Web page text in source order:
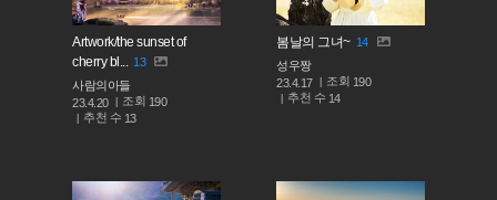
Artwork/the sunset of
cherry bl... 13
사람의아들
23.4.20
조회 190
추천 수 13
봄날의 그녀~ 14
성우짱
23.4.17
조회 190
추천 수 14